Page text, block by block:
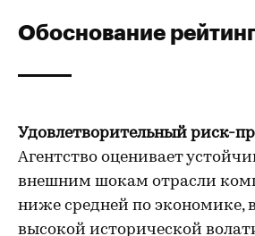
Обоснование
Удовлетворительный риск-
Агентство оценивает
внешним шокам отрасли
ниже средней по экономике,
высокой исторической